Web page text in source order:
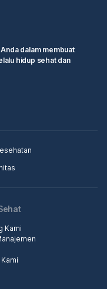
dalam membuat
hidup sehat dan
Kami